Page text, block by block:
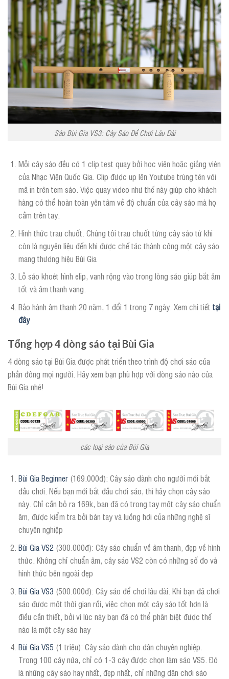
Sáo Bùi Gia VS3: Cây Sáo Để Chơi Lâu Dài
Mỗi cây sáo đều có 1 clip test quay bởi học viên hoặc giảng viên
của Nhạc Viện Quốc Gia. Clip được up lên Youtube trùng tên với
mã in trên tem sáo. Việc quay video như thế này giúp cho khách
hàng có thể hoàn toàn yên tâm về độ chuẩn của cây sáo mà họ
cầm trên tay.
Hình thức trau chuốt. Chúng tôi trau chuốt từng cây sáo từ khi
còn là nguyên liệu đến khi được chế tác thành công một cây sáo
mang thương hiệu Bùi Gia
Lỗ sáo khoét hình elip, vanh rộng vào trong lòng sáo giúp bắt âm
tốt và âm thanh vang.
Bảo hành âm thanh 20 năm, 1 đổi 1 trong 7 ngày. Xem chi tiết tại
đây
Tổng hợp 4 dòng sáo tại Bùi Gia
4 dòng sáo tại Bùi Gia được phát triển theo trình độ chơi sáo của
phần đông mọi người. Hãy xem bạn phù hợp với dòng sáo nào của
Bùi Gia nhé!
các loại sáo của Bùi Gia
Bùi Gia Beginner(169.000đ): Cây sáo dành cho người mới bắt
đầu chơi. Nếu bạn mới bắt đầu chơi sáo, thì hãy chọn cây sáo
này. Chỉ cần bỏ ra 169k, bạn đã có trong tay một cây sáo chuẩn
âm, được kiểm tra bởi bàn tay và luồng hơi của những nghệ sĩ
chuyên nghiệp
Bùi Gia VS2 (300.000đ): Cây sáo chuẩn về âm thanh, đẹp về hình
thức. Không chỉ chuẩn âm, cây sáo VS2 còn có những số đo và
hình thức bên ngoài đẹp
Bùi Gia VS3 (500.000đ): Cây sáo để chơi lâu dài. Khi bạn đã chơi
sáo được một thời gian rồi, việc chọn một cây sáo tốt hơn là
điều cần thiết, bởi vì lúc này bạn đã có thể phân biệt được thế
nào là một cây sáo hay
Bùi Gia VS5 (1 triệu): Cây sáo dành cho dân chuyên nghiệp.
Trong 100 cây nứa, chỉ có 1-3 cây được chọn làm sáo VS5. Đó
là những cây sáo hay nhất, đẹp nhất, chỉ những dân chơi sáo